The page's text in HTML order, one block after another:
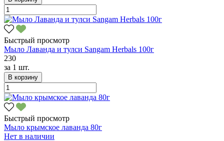
Быстрый просмотр
Мыло Лаванда и тулси Sangam Herbals 100г
230
за 1 шт.
В корзину
Быстрый просмотр
Мыло крымское лаванда 80г
Нет в наличии